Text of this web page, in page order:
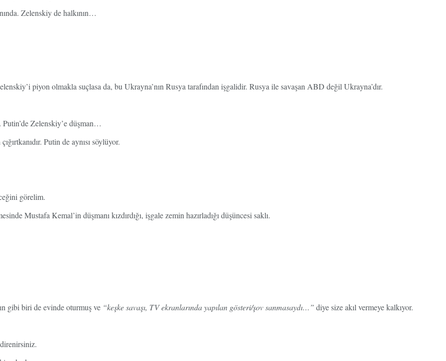
Zelenskiy de halkının…
piyon olmakla suçlasa da, bu Ukrayna’nın Rusya tarafından işgalidir. Rusya ile savaşan ABD değil Ukrayna’dır.
Putin’de Zelenskiy’e düşman…
Putin de aynısı söylüyor.
görelim.
Mustafa Kemal’in düşmanı kızdırdığı, işgale zemin hazırladığı düşüncesi saklı.
gibi biri de evinde oturmuş ve “keşke savaşı, TV ekranlarında yapılan gösteri/şov sanmasaydı…” diye size akıl vermeye kalkıyor.
direnirsiniz.